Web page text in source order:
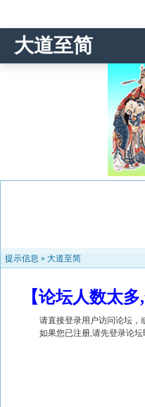
大道至简
提示信息 » 大道至简
【论坛人数太
请直接登录用户访问论坛，
如果您已注册,请先登录论